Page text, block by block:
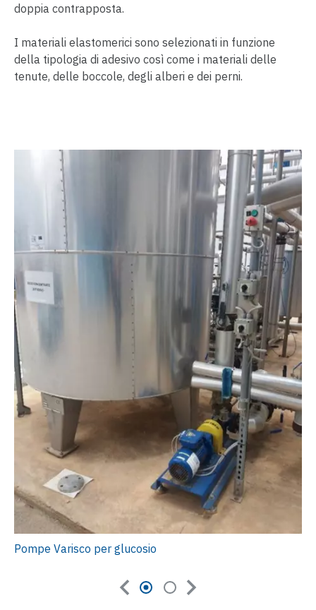
doppia contrapposta.
I materiali elastomerici sono selezionati in funzione
della tipologia di adesivo così come i materiali delle
tenute, delle boccole, degli alberi e dei perni.
Pompe Varisco per glucosio